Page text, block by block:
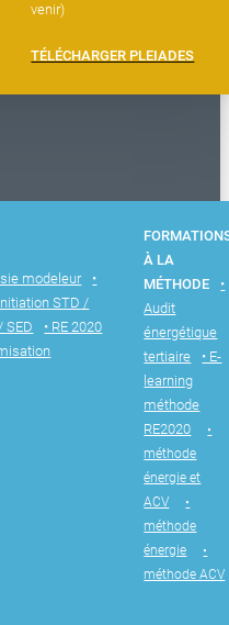
venir)
TÉLÉCHARGER PLEIADES
modeleur
•
STD /
SED
• RE 2020
À LA
MÉTHODE
•
Audit
énergétique
tertiaire
• E-
learning
méthode
RE2020
•
méthode
énergie et
ACV
•
méthode
énergie
•
méthode ACV